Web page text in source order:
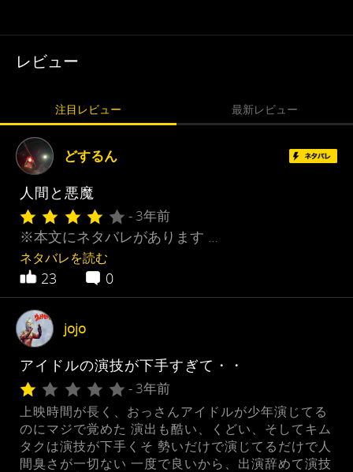
レビュー
注目レビュー 最新レビュー
どするん
人間と悪魔
- 3年前
※本文にネタバレがあります …
ネタバレを読む
23 0
jojo
アイドルの演技が下手すぎて・・
- 3年前
上映時間が長く、おっさんアイドルが少年演じてる
のにマジで覚めた 演出も酷い、くどい、そしてキム
タクは演技が下手くそ 勢いだけで演じてるだけで人
間臭さが一切ない 一度で良いから、出演辞めて演技